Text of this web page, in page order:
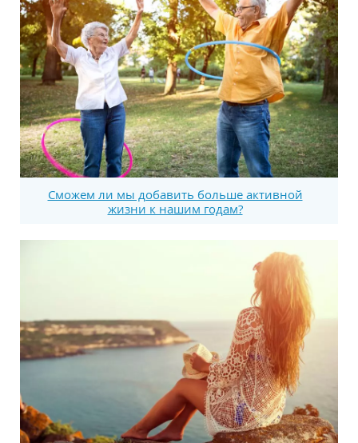
Сможем ли мы добавить больше активной
жизни к нашим годам?